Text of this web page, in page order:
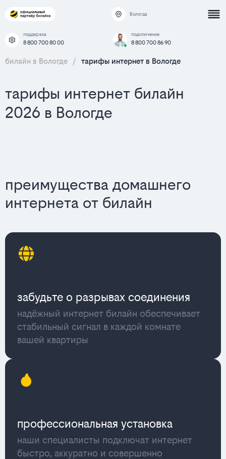
Вологда
поддержка
8 800 700 80 00
подключение
8 800 700 86 90
билайн в Вологде / тарифы интернет в Вологде
тарифы интернет билайн
2026 в Вологде
преимущества домашнего
интернета от билайн
забудьте о разрывах соединения
надёжный интернет билайн обеспечивает
стабильный сигнал в каждой комнате
вашей квартиры
профессиональная установка
наши специалисты подключат интернет
быстро, аккуратно и совершенно